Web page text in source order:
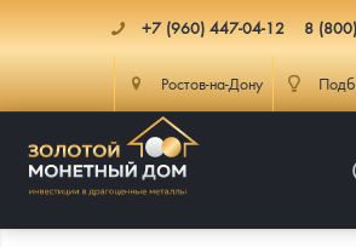
+7 (960) 447-04-12 8
Ростов-на-Дону